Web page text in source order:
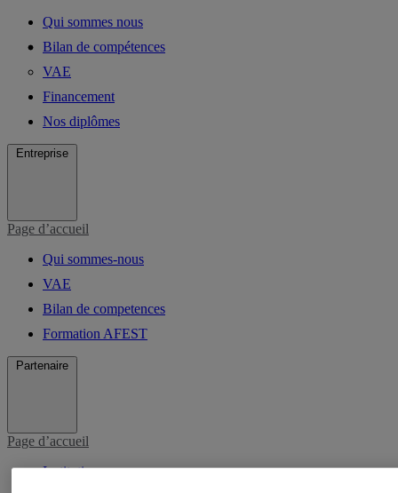
Qui sommes nous
Bilan de compétences
VAE
Financement
Nos diplômes
Entreprise
Page d’accueil
Qui sommes-nous
VAE
Bilan de competences
Formation AFEST
Partenaire
Page d’accueil
Institutions